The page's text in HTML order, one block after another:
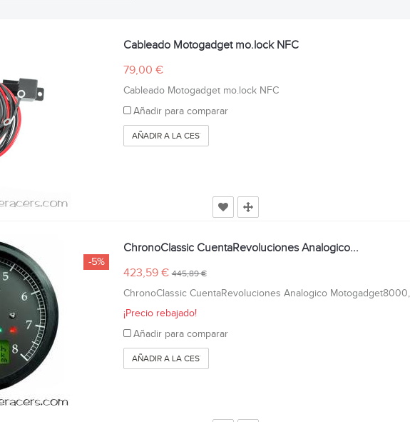
Cableado Motogadget mo.lock NFC
79,00 €
Cableado Motogadget mo.lock NFC
Añadir para comparar
AÑADIR A LA CESTA
-5%
ChronoClassic CuentaRevoluciones Analogico...
423,59 €445,89 €
ChronoClassic CuentaRevoluciones Analogico
¡Precio rebajado!
Añadir para comparar
AÑADIR A LA CESTA